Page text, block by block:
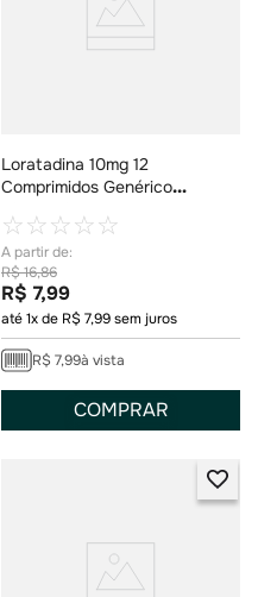
Loratadina 10mg 12
Comprimidos Genérico
☆☆☆☆☆
R$16,86
R$ 7,99
até1x de R$7,99sem juros
R$ 7,99à vista
COMPRAR